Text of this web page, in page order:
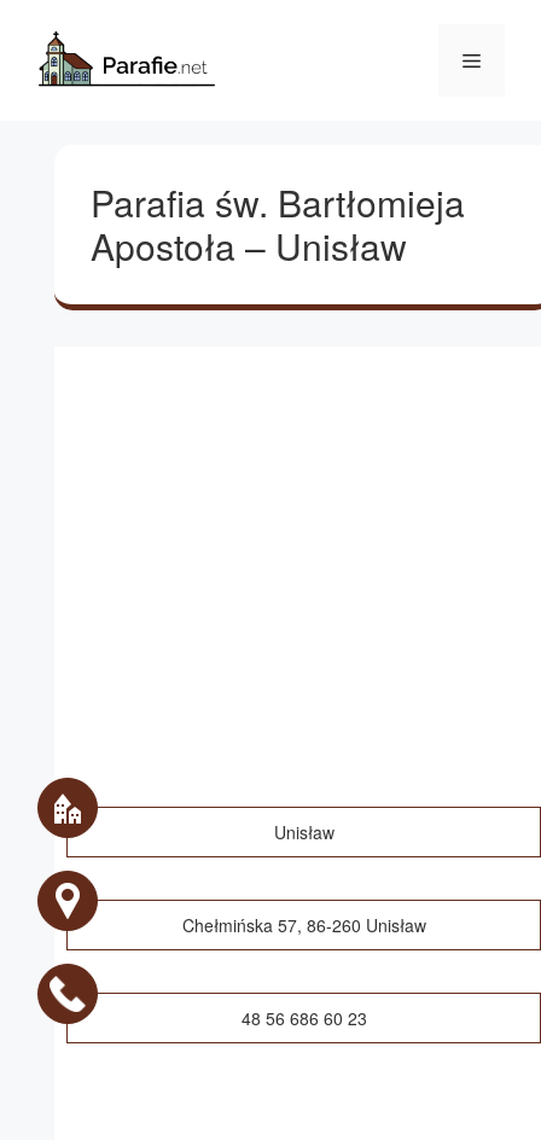
Menu
Parafia św. Bartłomieja
Apostoła – Unisław
Unisław
Chełmińska 57, 86-260 Unisław
48 56 686 60 23